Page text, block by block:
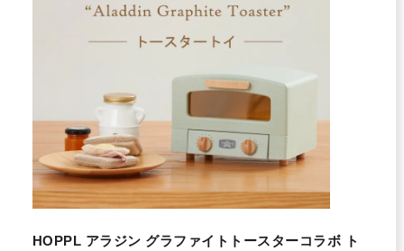
HOPPL アラジン グラファイトトースターコラボ ト